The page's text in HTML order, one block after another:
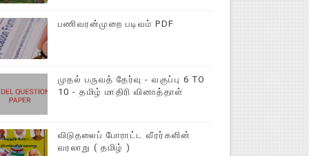
பணிவரன்முறை படிவம் PDF
முதல் பருவத் தேர்வு - வகுப்பு 6 TO
10 - தமிழ் மாதிரி வினாத்தாள்
விடுதலைப் போராட்ட வீரர்களின்
வரலாறு ( தமிழ் )